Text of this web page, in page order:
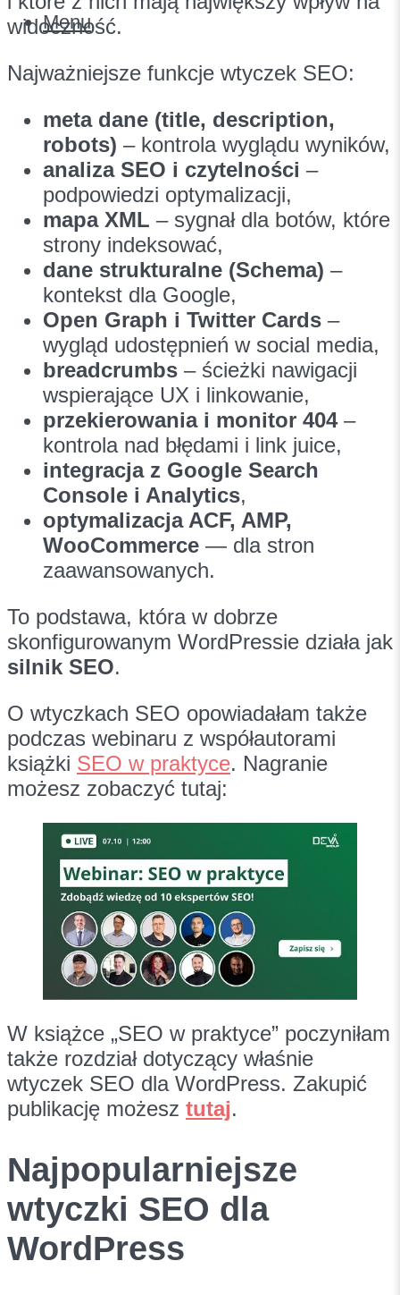
Menu
widoczność.
Najważniejsze funkcje wtyczek SEO:
meta dane (title, description,
robots) – kontrola wyglądu wyników,
analiza SEO i czytelności –
podpowiedzi optymalizacji,
mapa XML – sygnał dla botów, które
strony indeksować,
dane strukturalne (Schema) –
kontekst dla Google,
Open Graph i Twitter Cards –
wygląd udostępnień w social media,
breadcrumbs – ścieżki nawigacji
wspierające UX i linkowanie,
przekierowania i monitor 404–
kontrola nad błędami i link juice,
integracja z Google Search
Console i Analytics,
optymalizacja ACF, AMP,
WooCommerce — dla stron
zaawansowanych.
To podstawa, która w dobrze
skonfigurowanym WordPressie działa jak
silnik SEO.
O wtyczkach SEO opowiadałam także
podczas webinaru z współautorami
książki SEO w praktyce. Nagranie
możesz zobaczyć tutaj:
W książce „SEO w praktyce” poczyniłam
także rozdział dotyczący właśnie
wtyczek SEO dla WordPress. Zakupić
publikację możesz tutaj.
Najpopularniejsze
wtyczki SEO dla
WordPress